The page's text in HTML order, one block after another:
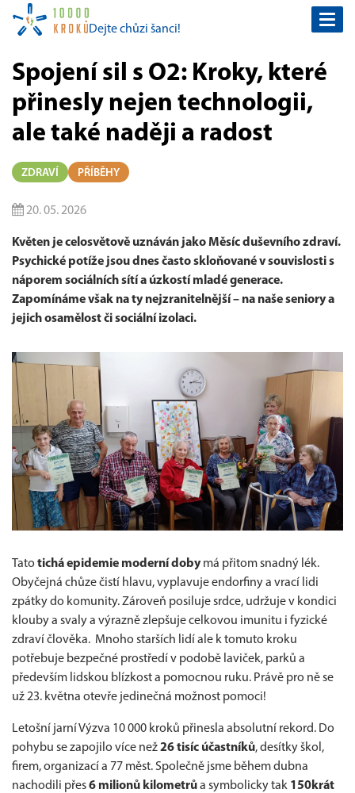
Dejte chůzi šanci!
Spojení sil s O2: Kroky, které
přinesly nejen technologii,
ale také naději a radost
ZDRAVÍ PŘÍBĚHY
20. 05. 2026
Květen je celosvětově uznáván jako Měsíc duševního zdraví.
Psychické potíže jsou dnes často skloňované v souvislosti s
náporem sociálních sítí a úzkostí mladé generace.
Zapomínáme však na ty nejzranitelnější – na naše seniory a
jejich osamělost či sociální izolaci.
Tato tichá epidemie moderní dobymá přitom snadný lék.
Obyčejná chůze čistí hlavu, vyplavuje endorfiny a vrací lidi
zpátky do komunity. Zároveň posiluje srdce, udržuje v kondici
klouby a svaly a výrazně zlepšuje celkovou imunitu i fyzické
zdraví člověka. Mnoho starších lidí ale k tomuto kroku
potřebuje bezpečné prostředí v podobě laviček, parků a
především lidskou blízkost a pomocnou ruku. Právě pro ně se
už 23. května otevře jedinečná možnost pomoci!
Letošní jarní Výzva 10 000 kroků přinesla absolutní rekord. Do
pohybu se zapojilo více než26 tisíc účastníků, desítky škol,
firem, organizací a 77 měst. Společně jsme během dubna
nachodili přes6 milionů kilometrůa symbolicky tak 150krát